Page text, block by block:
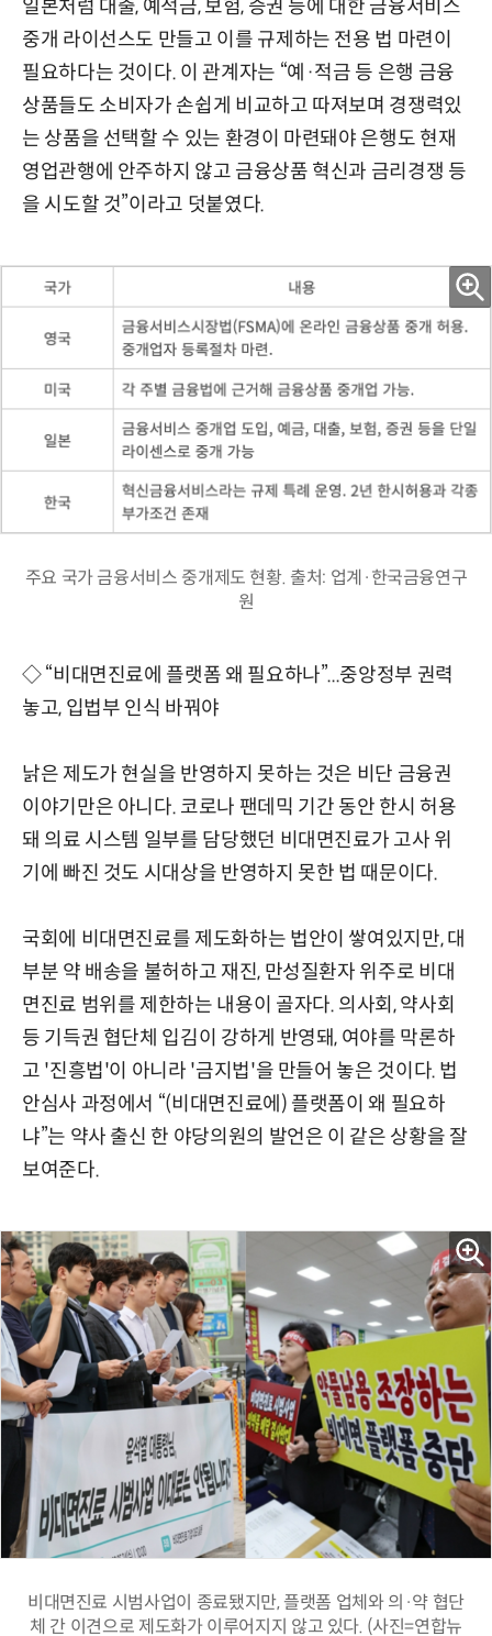
일본처럼 대출, 예적금, 보험, 증권 등에 대한 금융서비스
중개 라이선스도 만들고 이를 규제하는 전용 법 마련이
필요하다는 것이다. 이 관계자는 “예·적금 등 은행 금융
상품들도 소비자가 손쉽게 비교하고 따져보며 경쟁력있
는 상품을 선택할 수 있는 환경이 마련돼야 은행도 현재
영업관행에 안주하지 않고 금융상품 혁신과 금리경쟁 등
을 시도할 것”이라고 덧붙였다.
주요 국가 금융서비스 중개제도 현황. 출처: 업계·한국금융연구
원
◇ “비대면진료에 플랫폼 왜 필요하나”...중앙정부 권력
놓고, 입법부 인식 바꿔야
낡은 제도가 현실을 반영하지 못하는 것은 비단 금융권
이야기만은 아니다. 코로나 팬데믹 기간 동안 한시 허용
돼 의료 시스템 일부를 담당했던 비대면진료가 고사 위
기에 빠진 것도 시대상을 반영하지 못한 법 때문이다.
국회에 비대면진료를 제도화하는 법안이 쌓여있지만, 대
부분 약 배송을 불허하고 재진, 만성질환자 위주로 비대
면진료 범위를 제한하는 내용이 골자다. 의사회, 약사회
등 기득권 협단체 입김이 강하게 반영돼, 여야를 막론하
고 '진흥법'이 아니라 '금지법'을 만들어 놓은 것이다. 법
안심사 과정에서 “(비대면진료에) 플랫폼이 왜 필요하
냐”는 약사 출신 한 야당의원의 발언은 이 같은 상황을 잘
보여준다.
비대면진료 시범사업이 종료됐지만, 플랫폼 업체와 의·약 협단
체 간 이견으로 제도화가 이루어지지 않고 있다. (사진=연합뉴